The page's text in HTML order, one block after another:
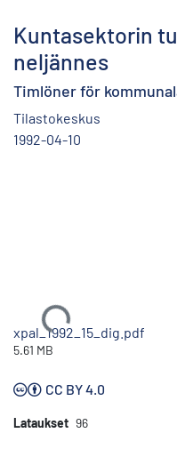
Kuntasektorin
neljännes
Timlöner för
Tilastokeskus
1992-04-10
Ladataan...
xpal_1992_15_dig.pdf
5.61 MB
CC BY 4.0
Lataukset 96